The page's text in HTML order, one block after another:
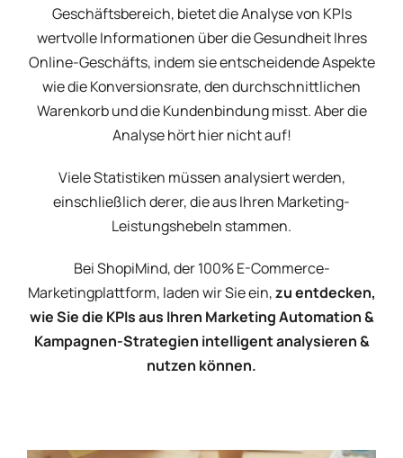
Geschäftsbereich, bietet die Analyse von KPIs
wertvolle Informationen über die Gesundheit Ihres
Online-Geschäfts, indem sie entscheidende Aspekte
wie die Konversionsrate, den durchschnittlichen
Warenkorb und die Kundenbindung misst. Aber die
Analyse hört hier nicht auf!
Viele Statistiken müssen analysiert werden,
einschließlich derer, die aus Ihren Marketing-
Leistungshebeln stammen.
Bei ShopiMind, der 100% E-Commerce-
Marketingplattform, laden wir Sie ein,zu entdecken,
wie Sie die KPIs aus Ihren Marketing Automation &
Kampagnen-Strategien intelligent analysieren &
nutzen können.